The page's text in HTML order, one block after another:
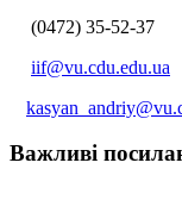
(0472) 35-52-37
iif@vu.cdu.edu.ua
Важливі